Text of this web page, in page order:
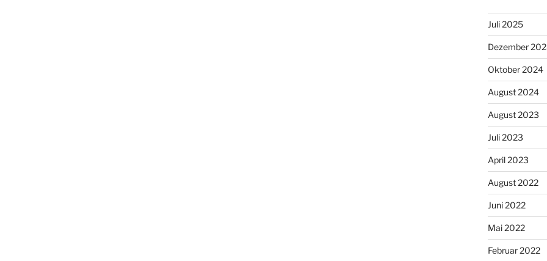
Juli 2025
Dezember
Oktober 2024
August 2024
August 2023
Juli 2023
April 2023
August 2022
Juni 2022
Mai 2022
Februar 2022